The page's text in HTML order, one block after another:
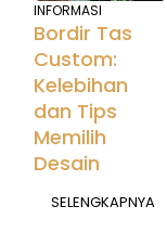
INFORMASI
Bordir Tas
Custom:
Kelebihan
dan Tips
Memilih
Desain
SELENGKAPNYA